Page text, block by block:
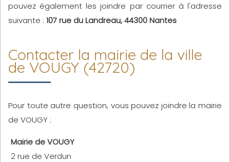
pouvez également les joindre par courrier à l'adresse
suivante : 107 rue du Landreau, 44300 Nantes
Contacter la mairie de la ville
de VOUGY (42720)
Pour toute autre question, vous pouvez joindre la mairie
de VOUGY :
Mairie de VOUGY
2 rue de Verdun